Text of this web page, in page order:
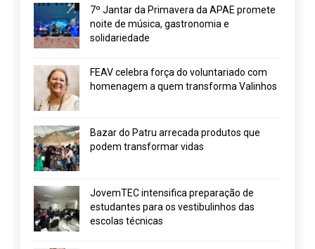
7º Jantar da Primavera da APAE promete
noite de música, gastronomia e
solidariedade
FEAV celebra força do voluntariado com
homenagem a quem transforma Valinhos
Bazar do Patru arrecada produtos que
podem transformar vidas
JovemTEC intensifica preparação de
estudantes para os vestibulinhos das
escolas técnicas